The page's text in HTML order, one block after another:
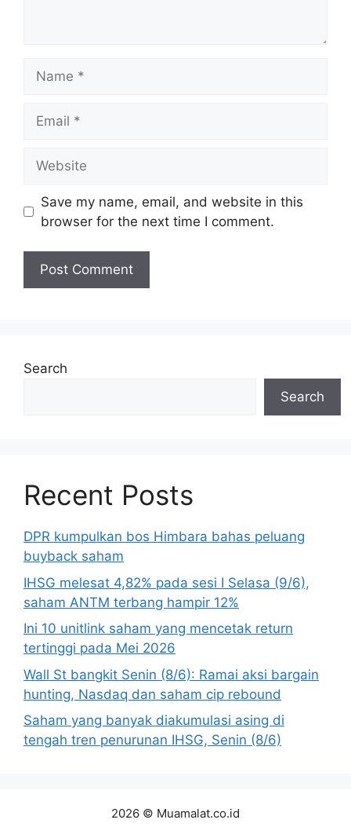
Save my name, email, and website in this
browser for the next time I comment.
Search
Search
Recent Posts
DPR kumpulkan bos Himbara bahas peluang
buyback saham
IHSG melesat 4,82% pada sesi I Selasa (9/6),
saham ANTM terbang hampir 12%
Ini 10 unitlink saham yang mencetak return
tertinggi pada Mei 2026
Wall St bangkit Senin (8/6): Ramai aksi bargain
hunting, Nasdaq dan saham cip rebound
Saham yang banyak diakumulasi asing di
tengah tren penurunan IHSG, Senin (8/6)
2026 © Muamalat.co.id